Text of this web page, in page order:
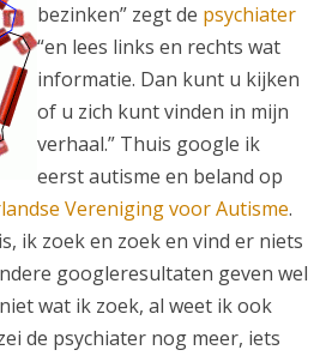
bezinken” zegt de psychiater
“en lees links en rechts wat
informatie. Dan kunt u kijken
of u zich kunt vinden in mijn
verhaal.” Thuis google ik
eerst autisme en beland op
Vereniging voor Autisme.
ik zoek en zoek en vind er niets
googleresultaten geven wel
wat ik zoek, al weet ik ook
de psychiater nog meer, iets